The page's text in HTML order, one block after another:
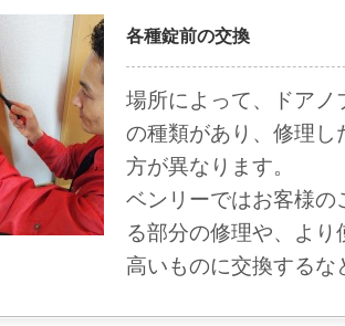
各種錠前の交換
場所によって、ドアノ
の種類があり、修理し
方が異なります。
ベンリーではお客様の
る部分の修理や、よ
高いものに交換する